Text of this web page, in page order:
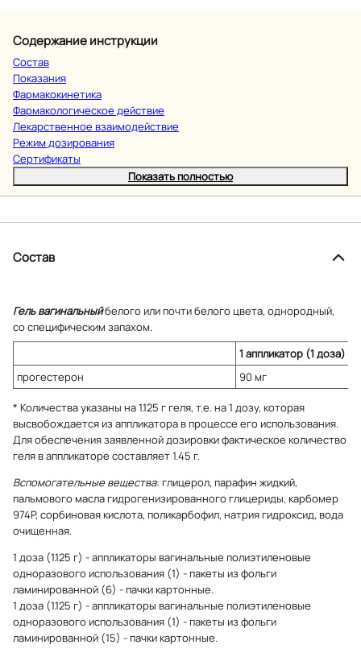
Содержание инструкции
Состав
Показания
Фармакокинетика
Фармакологическое действие
Лекарственное взаимодействие
Режим дозирования
Сертификаты
Показать полностью
Состав
Гель вагинальныйбелого или почти белого цвета, однородный,
со специфическим запахом.
1 аппликатор (1 доза)
прогестерон
90 мг
* Количества указаны на 1.125 г геля, т.е. на 1 дозу, которая
высвобождается из аппликатора в процессе его использования.
Для обеспечения заявленной дозировки фактическое количество
геля в аппликаторе составляет 1.45 г.
Вспомогательные вещества: глицерол, парафин жидкий,
пальмового масла гидрогенизированного глицериды, карбомер
974P, сорбиновая кислота, поликарбофил, натрия гидроксид, вода
очищенная.
1 доза (1.125 г) - аппликаторы вагинальные полиэтиленовые
одноразового использования (1) - пакеты из фольги
ламинированной (6) - пачки картонные.
1 доза (1.125 г) - аппликаторы вагинальные полиэтиленовые
одноразового использования (1) - пакеты из фольги
ламинированной (15) - пачки картонные.